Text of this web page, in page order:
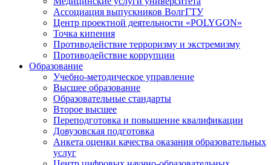
Ассоциация выпускников ВолгГТУ
Центр проектной деятельности «POLYGON»
Точка кипения
Противодействие терроризму и экстремизму
Противодействие коррупции
Образование
Учебно-методическое управление
Высшее образование
Образовательные стандарты
Второе высшее
Переподготовка и повышение квалификации
Довузовская подготовка
Анкета оценки качества оказания образовательных
услуг